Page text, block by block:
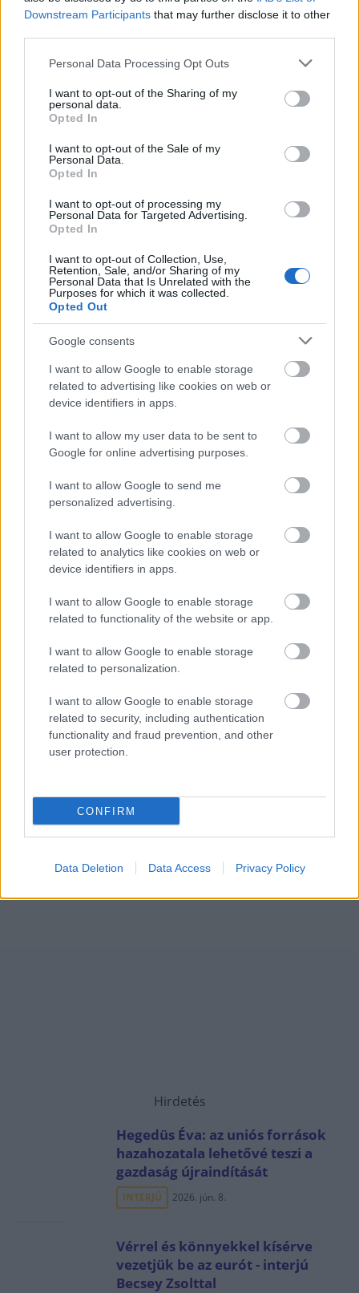
Downstream Participants that may further disclose it to other
Please note that this website/app uses one or more Google
not limited to your visit or usage behaviour. You may click to
grant or deny consent to Google and its third-party tags to
use your data for below specified purposes in below Google
consent section.
Personal Data Processing Opt Outs
I want to opt-out of the Sharing of my
personal data.
Opted In
I want to opt-out of the Sale of my
Personal Data.
Opted In
I want to opt-out of processing my
Personal Data for Targeted Advertising.
Opted In
I want to opt-out of Collection, Use,
Retention, Sale, and/or Sharing of my
Personal Data that Is Unrelated with the
Purposes for which it was collected.
Opted Out
Google consents
I want to allow Google to enable storage
related to advertising like cookies on web or
device identifiers in apps.
I want to allow my user data to be sent to
Google for online advertising purposes.
I want to allow Google to send me
personalized advertising.
I want to allow Google to enable storage
related to analytics like cookies on web or
device identifiers in apps.
I want to allow Google to enable storage
related to functionality of the website or app.
I want to allow Google to enable storage
related to personalization.
I want to allow Google to enable storage
related to security, including authentication
functionality and fraud prevention, and other
user protection.
CONFIRM
Data Deletion Data Access Privacy Policy
Robbanószerrel felszerelt drónt fogtak el a
lipcsei reptéren, orosz szálat feltételeznek
a háttérben
HÍREK egy órája
előrenyomuló orosz hadsereg
HÍREK 2 órája
Tetőzik a hőség: ma ismét 40 fok felett lesz
a hőmérséklet, délutántól érkezik az eső
HÍREK 3 órája
NÉPSZERŰ
Hirdetés
Hegedüs Éva: az uniós források
hazahozatala lehetővé teszi a
gazdaság újraindítását
INTERJÚ 2026. jún. 8.
Vérrel és könnyekkel kísérve
vezetjük be az eurót - interjú
Becsey Zsolttal